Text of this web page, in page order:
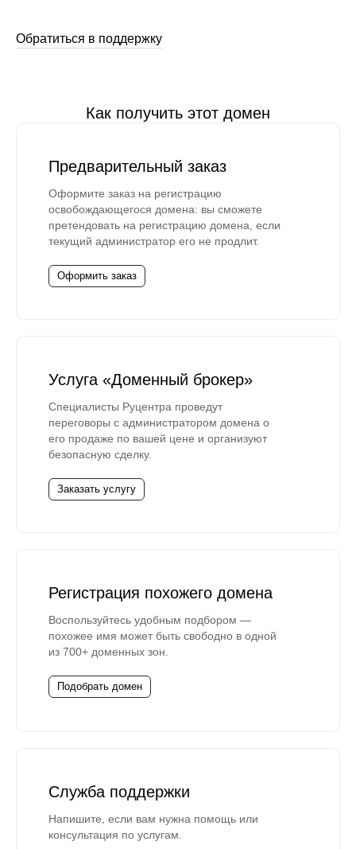
Обратиться в поддержку
Как получить этот домен
Предварительный заказ
Оформите заказ на регистрацию
освобождающегося домена: вы сможете
претендовать на регистрацию домена, если
текущий администратор его не продлит.
Оформить заказ
Услуга «Доменный брокер»
Специалисты Руцентра проведут
переговоры с администратором домена о
его продаже по вашей цене и организуют
безопасную сделку.
Заказать услугу
Регистрация похожего домена
Воспользуйтесь удобным подбором —
похожее имя может быть свободно в одной
из 700+ доменных зон.
Подобрать домен
Служба поддержки
Напишите, если вам нужна помощь или
консультация по услугам.